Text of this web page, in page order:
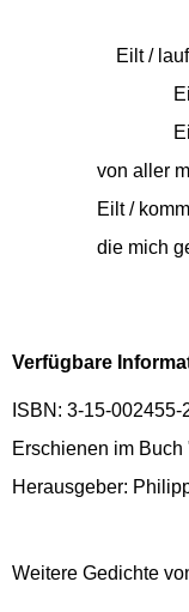
Eilt /
Eilt /
Eilt
von aller
Eilt /
die mich
Verfügbare
ISBN: 3-15-002455-
Erschienen im
Herausgeber:
Weitere Gedichte